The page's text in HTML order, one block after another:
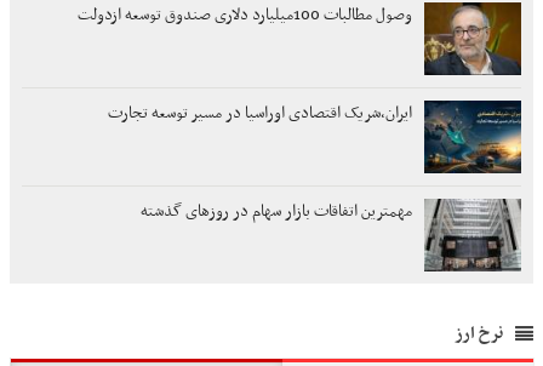
وصول مطالبات 100میلیارد دلاری صندوق توسعه ازدولت
ایران،شریک اقتصادی اوراسیا در مسیر توسعه تجارت
مهمترین اتفاقات بازار سهام در روزهای گذشته
نرخ ارز